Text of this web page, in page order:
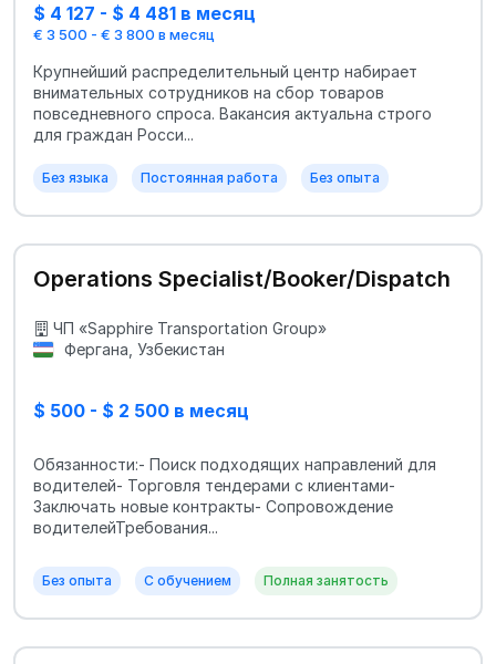
$ 4 127 - $ 4 481 в месяц
€ 3 500 - € 3 800 в месяц
Крупнейший распределительный центр набирает
внимательных сотрудников на сбор товаров
повседневного спроса. Вакансия актуальна строго
для граждан Росси...
Без языка Постоянная работа Без опыта
Operations Specialist/Booker/Dispatch
ЧП «Sapphire Transportation Group»
Фергана, Узбекистан
$ 500 - $ 2 500 в месяц
Обязанности:- Поиск подходящих направлений для
водителей- Торговля тендерами с клиентами-
Заключать новые контракты- Сопровождение
водителейТребования...
Без опыта С обучением Полная занятость